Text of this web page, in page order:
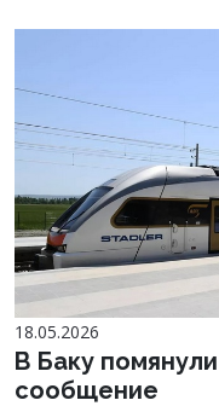
18.05.2026
В Баку
сообщение